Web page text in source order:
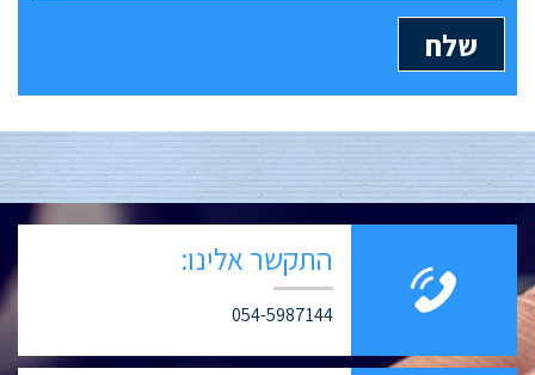
התקשר אלינו:
054-5987144